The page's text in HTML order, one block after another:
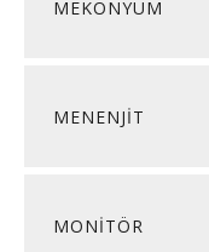
MEKONYUM
MENENJİT
MONİTÖR